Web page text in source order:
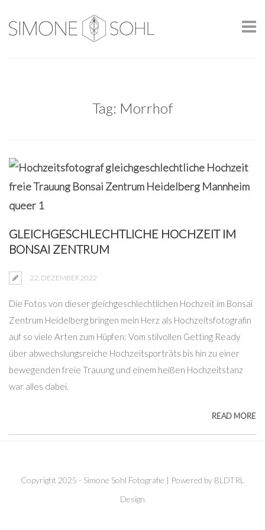
Tag: Morrhof
GLEICHGESCHLECHTLICHE HOCHZEIT IM
BONSAI ZENTRUM
22. DEZEMBER 2022
Die Fotos von dieser gleichgeschlechtlichen Hochzeit im Bonsai
Zentrum Heidelberg bringen mein Herz als Hochzeitsfotografin
auf so viele Arten zum Hüpfen: Vom stilvollen Getting Ready
über abwechslungsreiche Hochzeitsporträts bis hin zu einer
bewegenden freie Trauung und einem heißen Hochzeitstanz
war alles dabei.
READ MORE
Copyright 2025 - Simone Sohl Fotografie | Powered by BLDTRL
Design